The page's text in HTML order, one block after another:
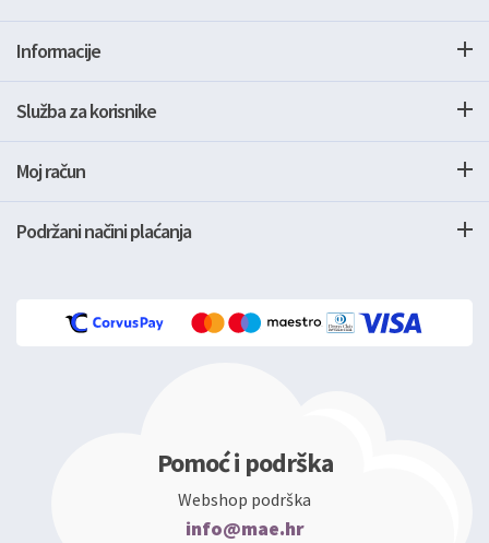
Informacije
Služba za korisnike
Moj račun
Podržani načini plaćanja
Pomoć i podrška
Webshop podrška
info@mae.hr